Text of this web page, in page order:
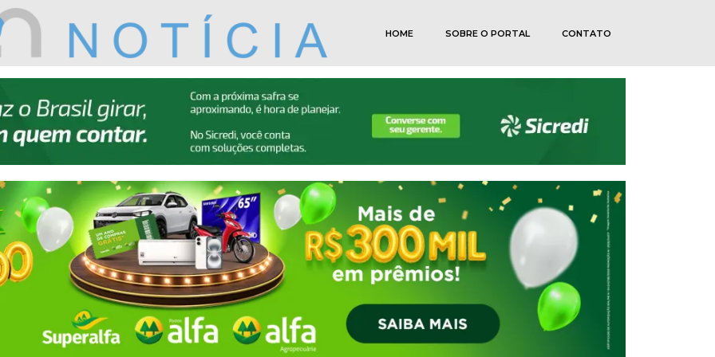
HOME SOBRE O PORTAL CONTATO